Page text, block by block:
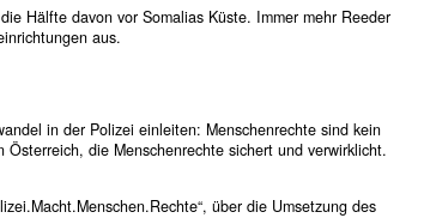
Hälfte davon vor Somalias Küste. Immer mehr Reeder
aus.
in der Polizei einleiten: Menschenrechte sind kein
die Menschenrechte sichert und verwirklicht.
über die Umsetzung des